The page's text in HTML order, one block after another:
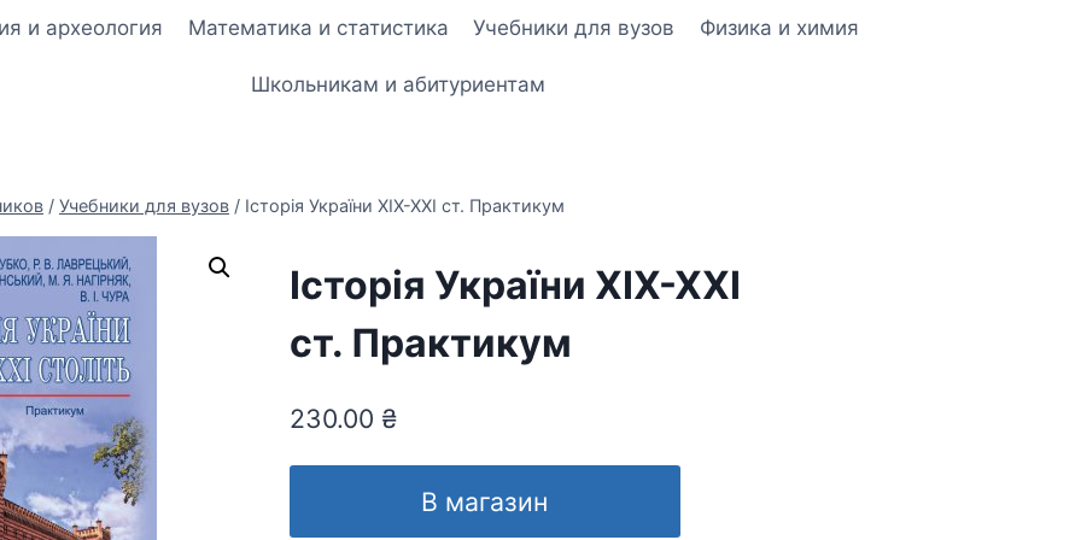
и археология Математика и статистика Учебники для вузов Физика и химия
Школьникам и абитуриентам
/ Учебники для вузов / Історія України ХІХ-ХХІ ст. Практикум
Історія України ХІХ-ХХІ
ст. Практикум
230.00 ₴
В магазин